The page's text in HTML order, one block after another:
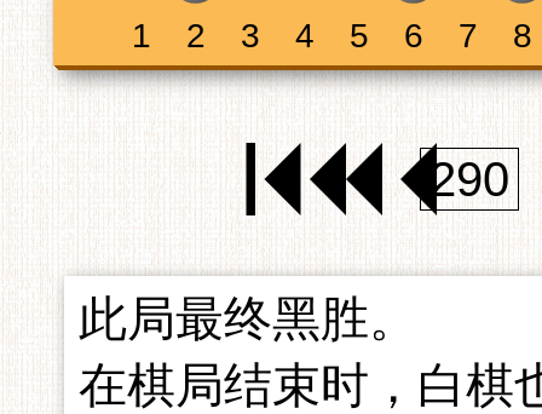
此局最终黑胜。
在棋局结束时，白棋